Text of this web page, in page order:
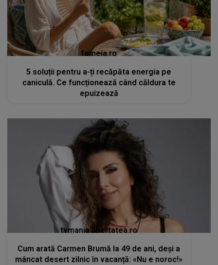
femeia.ro
5 soluții pentru a-ți recăpăta energia pe
caniculă. Ce funcționează când căldura te
epuizează
tvmania.libertatea.ro
Cum arată Carmen Brumă la 49 de ani, deși a
mâncat desert zilnic în vacanță: «Nu e noroc!»